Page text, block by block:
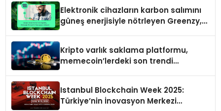
Elektronik cihazların karbon salımını
güneş enerjisiyle nötrleyen Greenzy,
Kripto varlık saklama platformu,
memecoin’lerdeki son trendi
Istanbul Blockchain Week 2025:
Türkiye’nin İnovasyon Merkezi